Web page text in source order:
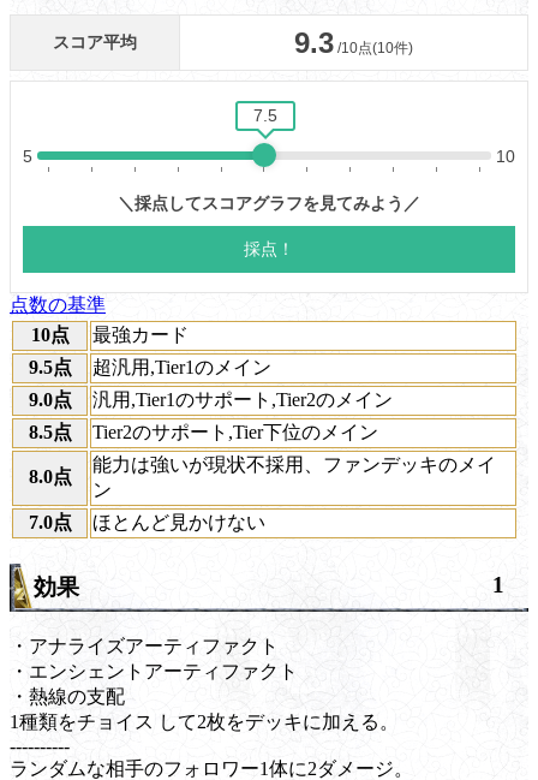
点数の基準
10点
最強カード
9.5点
超汎用,Tier1のメイン
9.0点
汎用,Tier1のサポート,Tier2のメイン
8.5点
Tier2のサポート,Tier下位のメイン
8.0点
能力は強いが現状不採用、ファンデッキのメイ
ン
7.0点
ほとんど見かけない
効果 1
・アナライズアーティファクト
・エンシェントアーティファクト
・熱線の支配
1種類をチョイス して2枚をデッキに加える。
----------
ランダムな相手のフォロワー1体に2ダメージ。